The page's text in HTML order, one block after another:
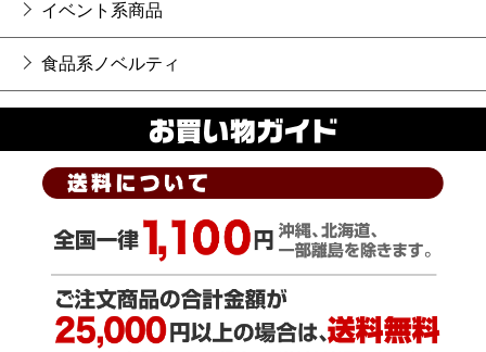
イベント系商品
食品系ノベルティ